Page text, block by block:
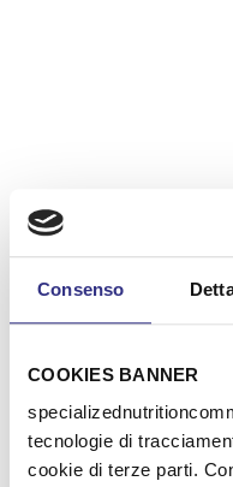
Consenso
COOKIES BANNER
tecnologie di
cookie di terze parti.